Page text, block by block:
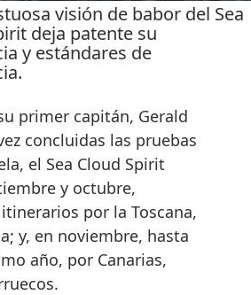
visión de babor del Sea
deja patente su
y estándares de
primer capitán, Gerald
concluidas las pruebas
el Sea Cloud Spirit
y octubre,
por la Toscana,
y, en noviembre, hasta
año, por Canarias,